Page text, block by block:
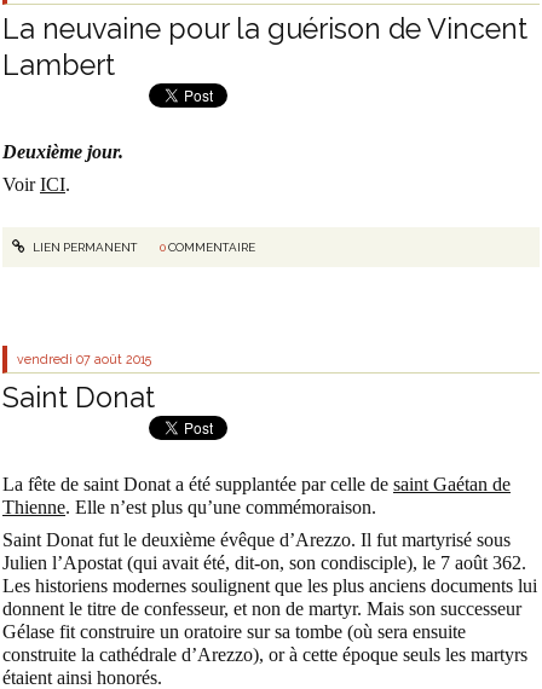
La neuvaine pour la guérison de Vincent
Lambert
Deuxième jour.
VoirICI.
LIEN PERMANENT 0COMMENTAIRE
vendredi 07 août 2015
Saint Donat
La fête de saint Donat a été supplantée par celle de saint Gaétan de
Thienne. Elle n’est plus qu’une commémoraison.
Saint Donat fut le deuxième évêque d’Arezzo. Il fut martyrisé sous
Julien l’Apostat (qui avait été, dit-on, son condisciple), le 7 août 362.
Les historiens modernes soulignent que les plus anciens documents lui
donnent le titre de confesseur, et non de martyr. Mais son successeur
Gélase fit construire un oratoire sur sa tombe (où sera ensuite
construite la cathédrale d’Arezzo), or à cette époque seuls les martyrs
étaient ainsi honorés.